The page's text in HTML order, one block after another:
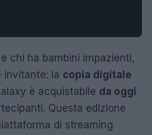
chi ha bambini impazienti,
invitante: la copia digitale
è acquistabile da oggi
Questa edizione
di streaming